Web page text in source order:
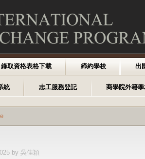
錄取資格表格下載 締約學校 出
統 志工服務登記 商學院外籍
by 吳佳穎